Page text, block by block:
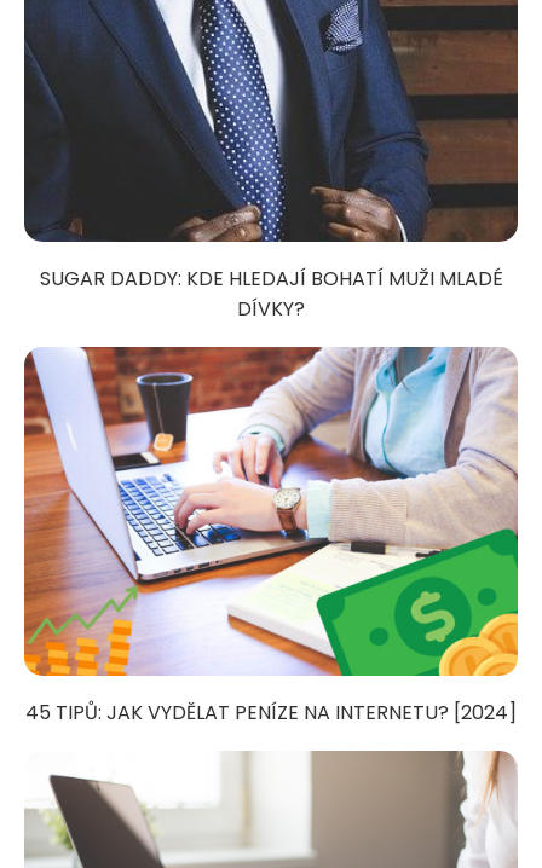
SUGAR DADDY: KDE HLEDAJÍ BOHATÍ MUŽI MLADÉ
DÍVKY?
45 TIPŮ: JAK VYDĚLAT PENÍZE NA INTERNETU? [2024]